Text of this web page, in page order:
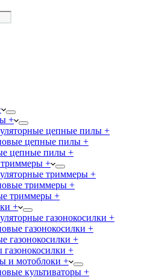
+
цепные пилы +
цепные пилы +
цепные пилы +
+
триммеры +
триммеры +
триммеры +
+
газонокосилки +
газонокосилки +
газонокосилки +
газонокосилки +
и мотоблоки +
культиваторы +